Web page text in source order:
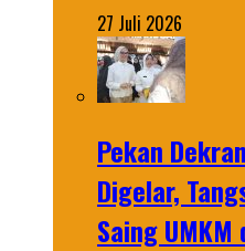
27 Juli 2026
Pekan
Digelar,
Saing